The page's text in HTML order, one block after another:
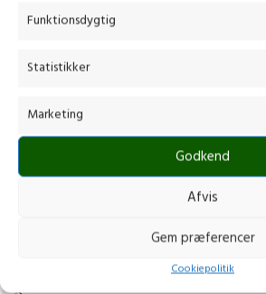
Funktionsdygtig
Statistikker
Marketing
Godkend
Afvis
Gem præferencer
Cookiepolitik
Related Posts
Exploring Atlanta’s